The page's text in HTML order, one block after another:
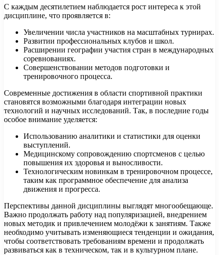
С каждым десятилетием наблюдается рост интереса к этой
дисциплине, что проявляется в:
Увеличении числа участников на масштабных турнирах.
Развитии профессиональных клубов и школ.
Расширении географии участия стран в международных
соревнованиях.
Совершенствовании методов подготовки и
тренировочного процесса.
Современные достижения в области спортивной практики
становятся возможными благодаря интеграции новых
технологий и научных исследований. Так, в последние годы
особое внимание уделяется:
Использованию аналитики и статистики для оценки
выступлений.
Медицинскому сопровождению спортсменов с целью
повышения их здоровья и выносливости.
Технологическим новинкам в тренировочном процессе,
таким как программное обеспечение для анализа
движения и прогресса.
Перспективы данной дисциплины выглядят многообещающе.
Важно продолжать работу над популяризацией, внедрением
новых методик и привлечением молодёжи к занятиям. Также
необходимо учитывать изменяющиеся тенденции и ожидания,
чтобы соответствовать требованиям времени и продолжать
развиваться как в техническом, так и в культурном плане.